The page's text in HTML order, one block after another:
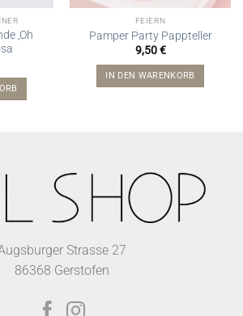
‚Oh
FEIERN
Pamper Party Pappteller
9,50€
IN DEN WARENKORB
Strasse 27
86368 Gerstofen